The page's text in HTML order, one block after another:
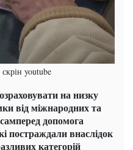
youtube
на низку
від міжнародних та
допомога
постраждали внаслідок
категорій